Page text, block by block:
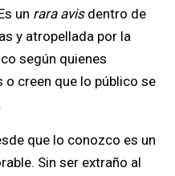
un rara avisdentro de
y atropellada por la
según quienes
creen que lo público se
. Sin ser extraño al